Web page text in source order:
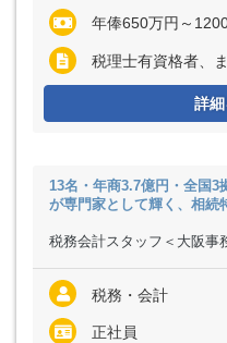
年俸650万円～1200万円 （想定月収：
税理士有資格者、
詳細
13名・年商3.7億円・全国3
が専門家として輝く、相続
税務会計スタッフ＜大阪事
税務・会計
正社員